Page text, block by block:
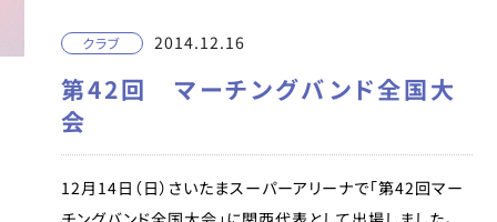
クラブ 2014.12.16
第42回 マーチングバンド全国大
会
12月14日（日）さいたまスーパーアリーナで「第42回マー